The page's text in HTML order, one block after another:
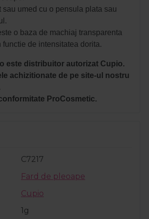
sau umed cu o pensula plata sau
o baza de machiaj transparenta
functie de intensitatea dorita.
este distribuitor autorizat Cupio.
achizitionate de pe site-ul nostru
ProCosmetic.
C7217
Fard de pleoape
Cupio
1g